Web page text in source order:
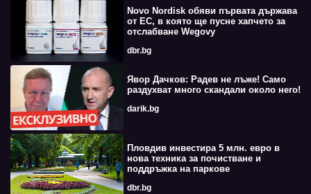
Novo Nordisk обяви първата държава
от ЕС, в която ще пусне хапчето за
отслабване Wegovy
dbr.bg
Явор Дачков: Радев не лъже! Само
раздухват много скандали около него!
darik.bg
Пловдив инвестира 5 млн. евро в
нова техника за почистване и
поддръжка на паркове
dbr.bg